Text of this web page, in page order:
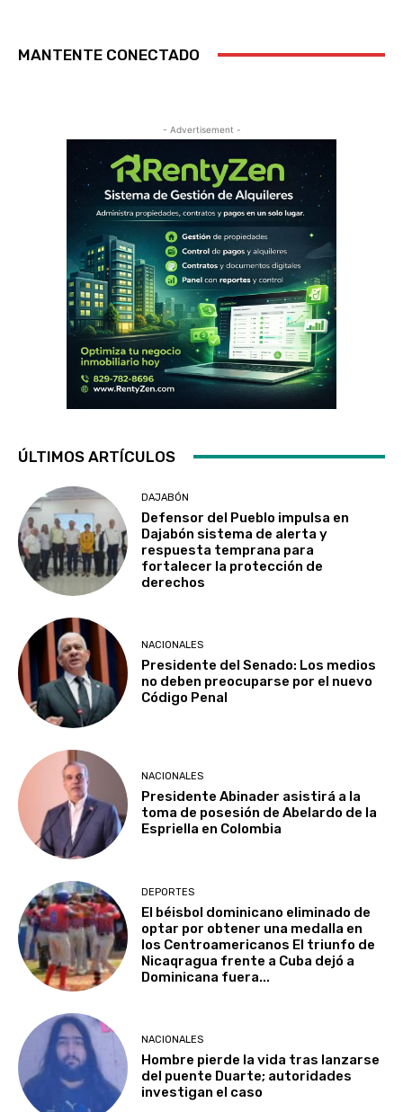
MANTENTE CONECTADO
- Advertisement -
ÚLTIMOS ARTÍCULOS
DAJABÓN
Defensor del Pueblo impulsa en
Dajabón sistema de alerta y
respuesta temprana para
fortalecer la protección de
derechos
NACIONALES
Presidente del Senado: Los medios
no deben preocuparse por el nuevo
Código Penal
NACIONALES
Presidente Abinader asistirá a la
toma de posesión de Abelardo de la
Espriella en Colombia
DEPORTES
El béisbol dominicano eliminado de
optar por obtener una medalla en
los Centroamericanos El triunfo de
Nicaqragua frente a Cuba dejó a
Dominicana fuera...
NACIONALES
Hombre pierde la vida tras lanzarse
del puente Duarte; autoridades
investigan el caso